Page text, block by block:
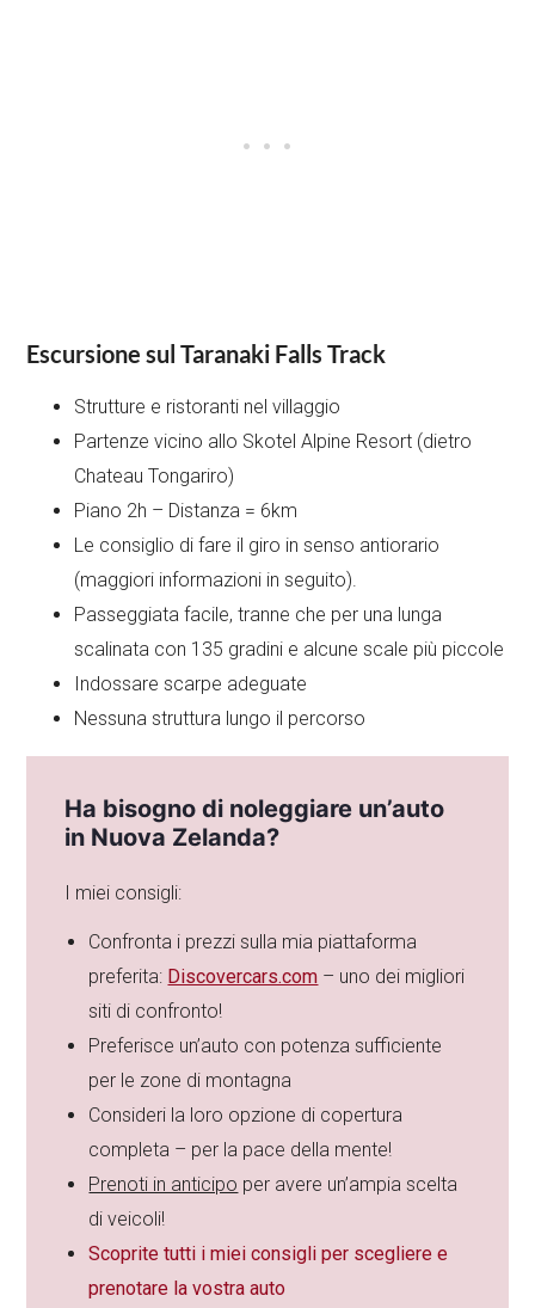
Escursione sul Taranaki Falls Track
Strutture e ristoranti nel villaggio
Partenze vicino allo Skotel Alpine Resort (dietro
Chateau Tongariro)
Piano 2h – Distanza = 6km
Le consiglio di fare il giro in senso antiorario
(maggiori informazioni in seguito).
Passeggiata facile, tranne che per una lunga
scalinata con 135 gradini e alcune scale più piccole
Indossare scarpe adeguate
Nessuna struttura lungo il percorso
Ha bisogno di noleggiare un’auto
in Nuova Zelanda?
I miei consigli:
Confronta i prezzi sulla mia piattaforma
preferita: Discovercars.com – uno dei migliori
siti di confronto!
Preferisce un’auto con potenza sufficiente
per le zone di montagna
Consideri la loro opzione di copertura
completa – per la pace della mente!
Prenoti in anticipo per avere un’ampia scelta
di veicoli!
Scoprite tutti i miei consigli per scegliere e
prenotare la vostra auto